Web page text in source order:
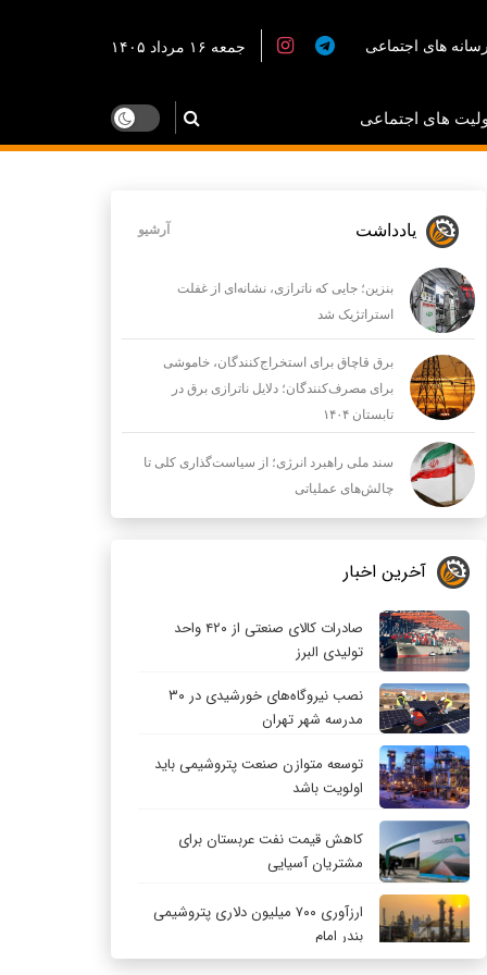
های اجتماعی جمعه ۱۶ مرداد ۱۴۰۵
های اجتماعی
یادداشت آرشیو
بنزین؛ جایی که ناترازی، نشانه‌ای از غفلت
استراتژیک شد
برق قاچاق برای استخراج‌کنندگان، خاموشی
برای مصرف‌کنندگان؛ دلایل ناترازی برق در
تابستان ۱۴۰۴
سند ملی راهبرد انرژی؛ از سیاست‌گذاری کلی تا
چالش‌های عملیاتی
آخرین اخبار
صادرات کالای صنعتی از ۴۲۰ واحد
تولیدی البرز
نصب نیروگاه‌های خورشیدی در ۳۰
مدرسه شهر تهران
توسعه متوازن صنعت پتروشیمی باید
اولویت باشد
کاهش قیمت نفت عربستان برای
مشتریان آسیایی
ارزآوری ۷۰۰ میلیون دلاری پتروشیمی
بندر امام